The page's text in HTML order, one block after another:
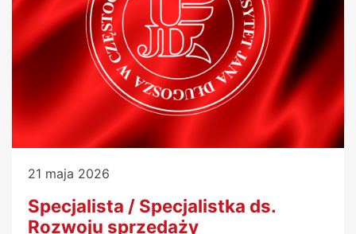
21 maja 2026
Specjalista / Specjalistka ds.
Rozwoju sprzedaży